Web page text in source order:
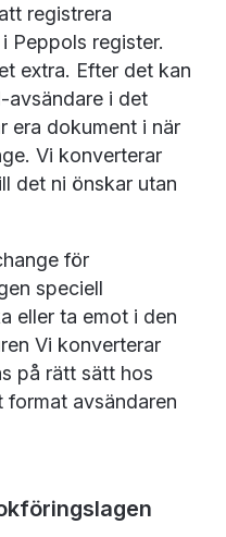
registrera
Peppols register.
extra. Efter det kan
avsändare i det
era dokument i när
Vi konverterar
det ni önskar utan
för
speciell
eller ta emot i den
Vi konverterar
på rätt sätt hos
avsändaren